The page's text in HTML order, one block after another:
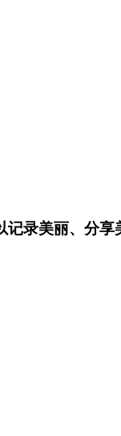
录美丽、分